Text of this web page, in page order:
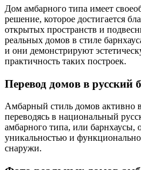
Дом амбарного типа имеет
решение, которое достигается
открытых пространств и
реальных домов в стиле
и они демонстрируют
практичность таких построек.
Перевод домов в русский
Амбарный стиль домов активно
переводясь в национальный
амбарного типа, или барнхаусы,
уникальностью и
снаружи.